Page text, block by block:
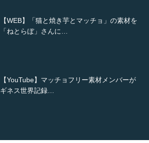
【WEB】「猫と焼き芋とマッチョ」の素材を
「ねとらぼ」さんに…
【YouTube】マッチョフリー素材メンバーが
ギネス世界記録…